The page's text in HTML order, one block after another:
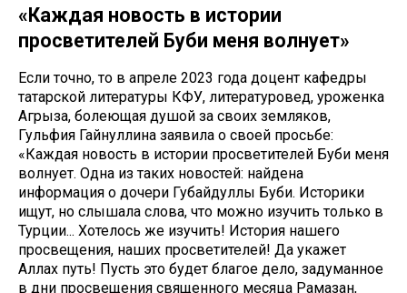
«Каждая новость в истории
просветителей Буби меня волнует»
Если точно, то в апреле 2023 года доцент кафедры
татарской литературы КФУ, литературовед, уроженка
Агрыза, болеющая душой за своих земляков,
Гульфия Гайнуллина заявила о своей просьбе:
«Каждая новость в истории просветителей Буби меня
волнует. Одна из таких новостей: найдена
информация о дочери Губайдуллы Буби. Историки
ищут, но слышала слова, что можно изучить только в
Турции... Хотелось же изучить! История нашего
просвещения, наших просветителей! Да укажет
Аллах путь! Пусть это будет благое дело, задуманное
в дни просвещения священного месяца Рамазан,